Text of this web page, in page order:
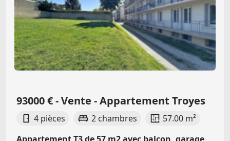
93000 € - Vente - Appartement Troyes
4 pièces 2 chambres
57.00 m²